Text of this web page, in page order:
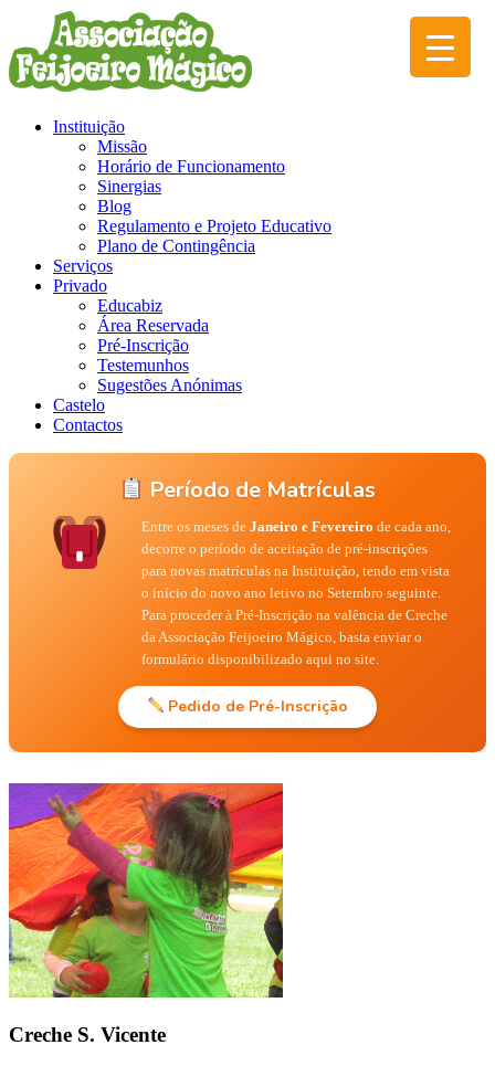
Instituição
Missão
Horário de Funcionamento
Sinergias
Blog
Regulamento e Projeto Educativo
Plano de Contingência
Serviços
Privado
Educabiz
Área Reservada
Pré-Inscrição
Testemunhos
Sugestões Anónimas
Castelo
Contactos
Período de Matrículas
Entre os meses de Janeiro e Fevereiro de cada ano,
decorre o período de aceitação de pré-inscrições
para novas matrículas na Instituição, tendo em vista
o início do novo ano letivo no Setembro seguinte.
Para proceder à Pré-Inscrição na valência de Creche
da Associação Feijoeiro Mágico, basta enviar o
formulário disponibilizado aqui no site.
Pedido de Pré-Inscrição
Creche S. Vicente